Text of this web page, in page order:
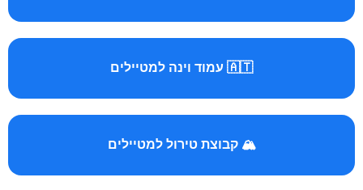
🇦🇹 עמוד וינה למטיילים
🏔️ קבוצת טירול למטיילים